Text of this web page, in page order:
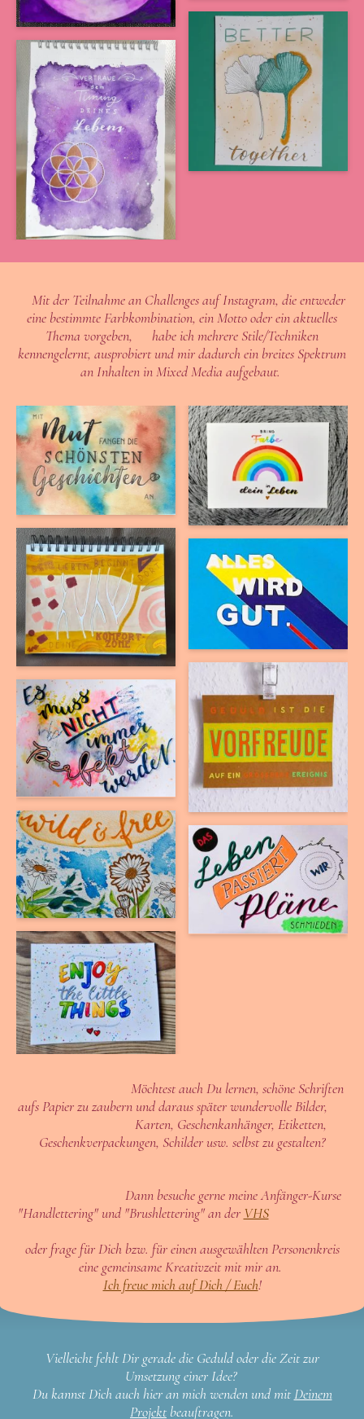
Mit der Teilnahme an Challenges auf Instagram, die entweder
eine bestimmte Farbkombination, ein Motto oder ein aktuelles
Thema vorgeben, habe ich mehrere Stile/Techniken
kennengelernt, ausprobiert und mir dadurch ein breites Spektrum
an Inhalten in Mixed Media aufgebaut.
Möchtest auch Du lernen, schöne Schriften
aufs Papier zu zaubern und daraus später wundervolle Bilder,
Karten, Geschenkanhänger, Etiketten,
Geschenkverpackungen, Schilder usw. selbst zu gestalten?
Dann besuche gerne meine Anfänger-Kurse
"Handlettering" und "Brushlettering" an der VHS
oder frage für Dich bzw. für einen ausgewählten Personenkreis
eine gemeinsame Kreativzeit mit mir an.
Ich freue mich auf Dich / Euch!
Vielleicht fehlt Dir gerade die Geduld oder die Zeit zur
Umsetzung einer Idee?
Du kannst Dich auch hier an mich wenden und mitDeinem
Projekt beauftragen.